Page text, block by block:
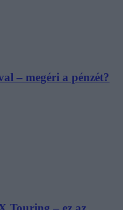
– megéri a pénzét?